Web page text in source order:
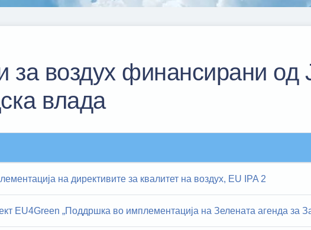
за воздух финансирани од
влада
на директивите за квалитет на воздух, ЕU IPA 2
EU4Green „Поддршка во имплементација на Зелената агенда за